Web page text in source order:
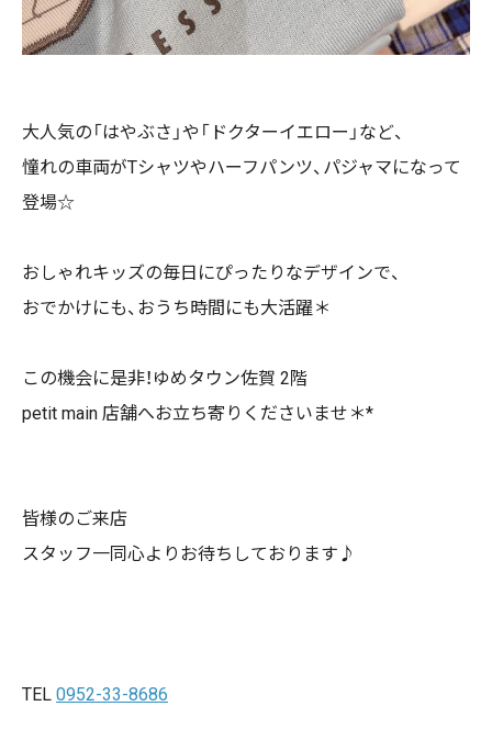
大人気の「はやぶさ」や「ドクターイエロー」など、
憧れの車両がTシャツやハーフパンツ、パジャマになって
登場☆
おしゃれキッズの毎日にぴったりなデザインで、
おでかけにも、おうち時間にも大活躍＊
この機会に是非！ゆめタウン佐賀 2階
petit main 店舗へお立ち寄りくださいませ＊*
皆様のご来店
スタッフ一同心よりお待ちしております♪
TEL 0952-33-8686